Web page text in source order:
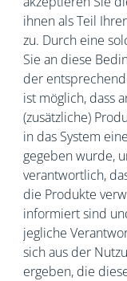
ihnen als Teil
zu. Durch eine
Sie an diese
der
ist möglich, dass
(zusätzliche)
in das System
gegeben wurde,
verantwortlich,
die Produkte
informiert sind
jegliche
sich aus der
ergeben, die